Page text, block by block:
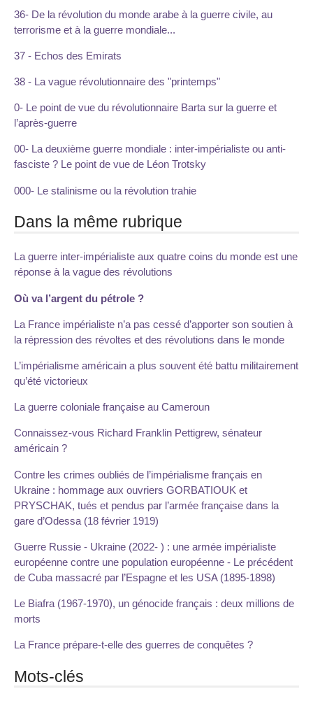
36- De la révolution du monde arabe à la guerre civile, au
terrorisme et à la guerre mondiale...
37 - Echos des Emirats
38 - La vague révolutionnaire des "printemps"
0- Le point de vue du révolutionnaire Barta sur la guerre et
l’après-guerre
00- La deuxième guerre mondiale : inter-impérialiste ou anti-
fasciste ? Le point de vue de Léon Trotsky
000- Le stalinisme ou la révolution trahie
Dans la même rubrique
La guerre inter-impérialiste aux quatre coins du monde est une
réponse à la vague des révolutions
Où va l’argent du pétrole ?
La France impérialiste n’a pas cessé d’apporter son soutien à
la répression des révoltes et des révolutions dans le monde
L’impérialisme américain a plus souvent été battu militairement
qu’été victorieux
La guerre coloniale française au Cameroun
Connaissez-vous Richard Franklin Pettigrew, sénateur
américain ?
Contre les crimes oubliés de l’impérialisme français en
Ukraine : hommage aux ouvriers GORBATIOUK et
PRYSCHAK, tués et pendus par l’armée française dans la
gare d’Odessa (18 février 1919)
Guerre Russie - Ukraine (2022- ) : une armée impérialiste
européenne contre une population européenne - Le précédent
de Cuba massacré par l’Espagne et les USA (1895-1898)
Le Biafra (1967-1970), un génocide français : deux millions de
morts
La France prépare-t-elle des guerres de conquêtes ?
Mots-clés